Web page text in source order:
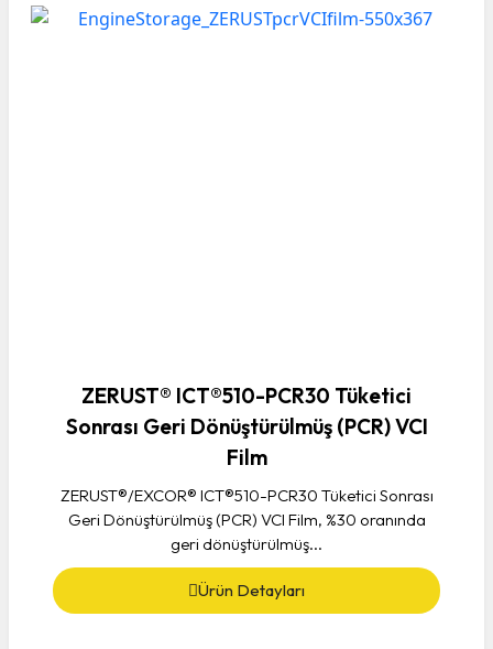
ZERUST® ICT®510-PCR30 Tüketici
Sonrası Geri Dönüştürülmüş (PCR) VCI
Film
ZERUST®/EXCOR® ICT®510-PCR30 Tüketici Sonrası
Geri Dönüştürülmüş (PCR) VCI Film, %30 oranında
geri dönüştürülmüş...
Ürün Detayları